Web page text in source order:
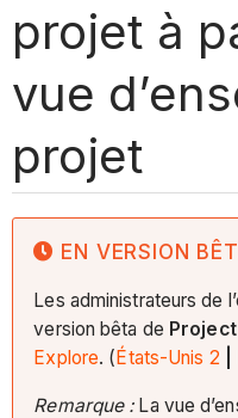
projet à
vue
projet
EN VERSION
Les administrateurs de
version bêta de
Explore. ( États-Unis 2
Remarque :La vue